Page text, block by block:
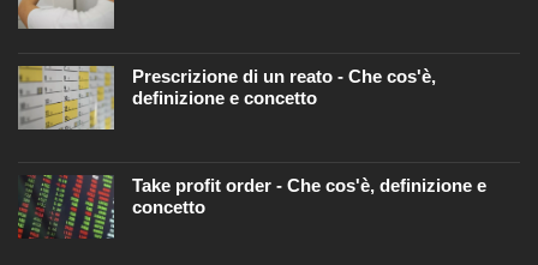
Prescrizione di un reato - Che cos'è,
definizione e concetto
Take profit order - Che cos'è, definizione e
concetto